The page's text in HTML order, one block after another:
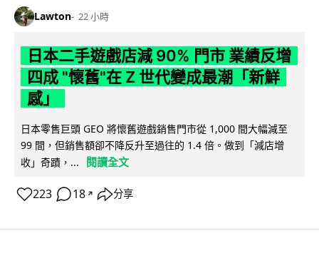
Lawton 22 小時
日本二手遊戲店減 90% 門市 業績反增
四成 "懷舊"在 Z 世代變成最潮「新鮮
感」
日本零售巨頭 GEO 將懷舊遊戲銷售門市從 1,000 間大幅減至
99 間，但銷售額卻不降反升至過往的 1.4 倍。做到「減店增
收」奇蹟，...
閱讀全文
223 18 ↗ 分享